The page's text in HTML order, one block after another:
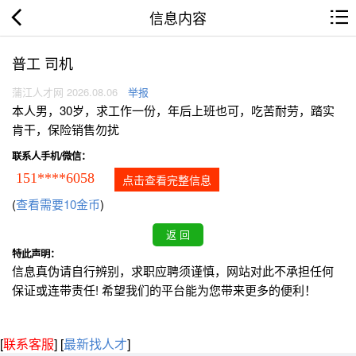
信息内容
普工 司机
蒲江人才网 2026.08.06 举报
本人男，30岁，求工作一份，年后上班也可，吃苦耐劳，踏实
肯干，保险销售勿扰
联系人手机/微信：
151****6058 点击查看完整信息
(查看需要10金币)
特此声明：
信息真伪请自行辨别，求职应聘须谨慎，网站对此不承担任何
保证或连带责任! 希望我们的平台能为您带来更多的便利！
[联系客服] [最新找人才]